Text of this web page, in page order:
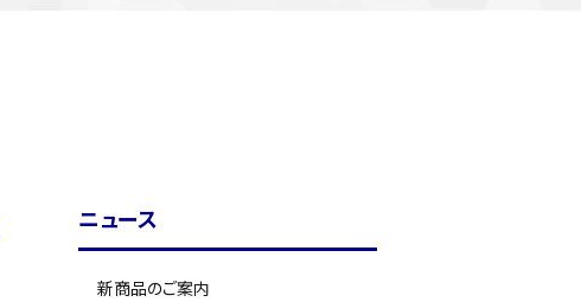
ニュース
新商品のご案内